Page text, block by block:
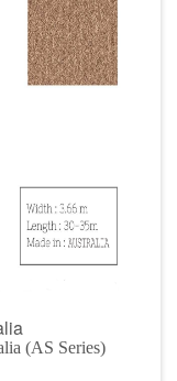
(AS Series)